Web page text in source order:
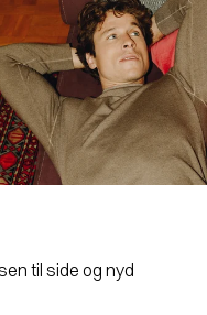
til side og nyd